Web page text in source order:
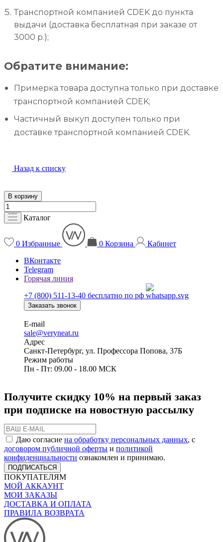
Транспортной компанией CDEK до пункта
выдачи (доставка бесплатная при заказе от
3000 р.);
Обратите внимание:
Примерка товара доступна только при доставке
транспортной компанией CDEK;
Частичный выкуп доступен только при
доставке транспортной компанией CDEK.
Назад к списку
В корзину
Каталог
0 Избранные 0 Корзина
Кабинет
ВКонтакте
Telegram
Горячая линия
+7 (800) 511-13-40 бесплатно по рф
Заказать звонок
E-mail
sale@veryneat.ru
Адрес
Санкт-Петербург, ул. Профессора Попова, 37Б
Режим работы
Пн - Пт: 09.00 - 18.00 МСК
Получите скидку 10% на первый заказ
при подписке на новостную рассылку
Даю согласие на обработку персональных данных, с
договором публичной оферты и политикой
конфиденциальности ознакомлен и принимаю.
ПОДПИСАТЬСЯ
ПОКУПАТЕЛЯМ
МОЙ АККАУНТ
МОИ ЗАКАЗЫ
ДОСТАВКА И ОПЛАТА
ПРАВИЛА ВОЗВРАТА